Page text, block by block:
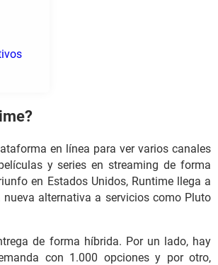
en línea para ver varios canales
y series en streaming de forma
en Estados Unidos, Runtime llega a
nueva alternativa a servicios como Pluto
de forma híbrida. Por un lado, hay
con 1.000 opciones y por otro,